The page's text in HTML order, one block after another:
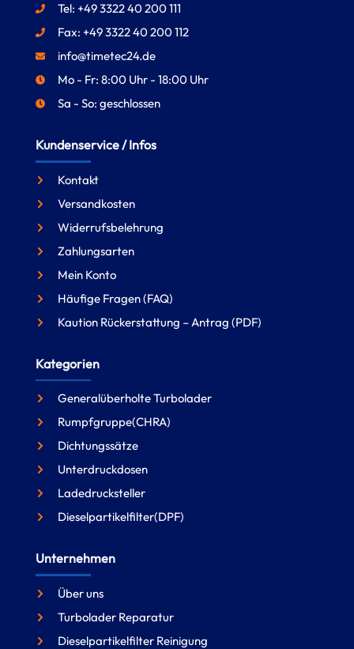
Tel: +49 3322 40 200 111
Fax: +49 3322 40 200 112
info@timetec24.de
Mo - Fr: 8:00 Uhr - 18:00 Uhr
Sa - So: geschlossen
Kundenservice / Infos
Kontakt
Versandkosten
Widerrufsbelehrung
Zahlungsarten
Mein Konto
Häufige Fragen (FAQ)
Kaution Rückerstattung – Antrag (PDF)
Kategorien
Generalüberholte Turbolader
Rumpfgruppe(CHRA)
Dichtungssätze
Unterdruckdosen
Ladedrucksteller
Dieselpartikelfilter(DPF)
Unternehmen
Über uns
Turbolader Reparatur
Dieselpartikelfilter Reinigung